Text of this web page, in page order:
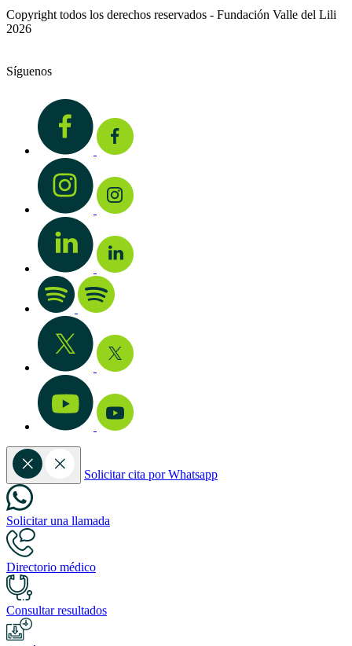
Copyright todos los derechos reservados - Fundación Valle del Lili
2026
Síguenos
Solicitar cita por Whatsapp
Solicitar una llamada
Directorio médico
Consultar resultados